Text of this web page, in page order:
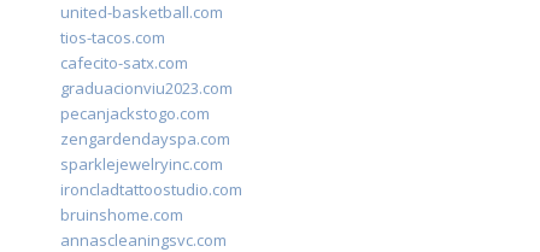
united-basketball.com
tios-tacos.com
cafecito-satx.com
graduacionviu2023.com
pecanjackstogo.com
zengardendayspa.com
sparklejewelryinc.com
ironcladtattoostudio.com
bruinshome.com
annascleaningsvc.com